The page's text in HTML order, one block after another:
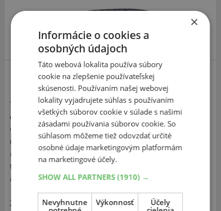
Nexen Winguard Sport 2
Tieto moderné pneumatiky vynikajú predovšetkým
efektívnou priľnavosťou na snehu a mokrých podmienkach.
Osobné zimné pneumatiky Nexen Winguard Sport 2 sú
určené pre výkonné osobné automobily a majú výrazný
smerový vzor s výkonnými lamelami s najmodernejšími
technológiami určenými pre širokú škálu osobných
automobilov.
Zimná pneumatika pre výkonné osobné automobily Nexen
×
Informácie o cookies a
osobných údajoch
Táto webová lokalita používa súbory
cookie na zlepšenie používateľskej
skúsenosti. Používaním našej webovej
lokality vyjadrujete súhlas s používaním
všetkých súborov cookie v súlade s našimi
zásadami používania súborov cookie. So
súhlasom môžeme tiež odovzdať určité
osobné údaje marketingovým platformám
na marketingové účely.
SHOW ALL PARTNERS(1910) →
Nevyhnutne
Výkonnosť
Účely